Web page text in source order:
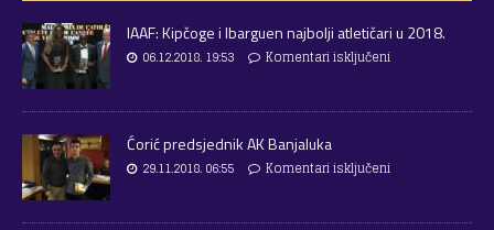
IAAF: Kipčoge i Ibarguen najbolji atletičari u 2018.
06.12.2018. 19:53 Komentari isključeni
Ćorić predsjednik AK Banjaluka
29.11.2018. 06:55 Komentari isključeni